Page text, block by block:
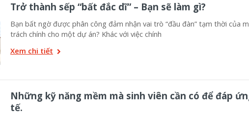
Trở thành sếp “bất đắc dĩ” – Bạn sẽ làm gì?
Bạn bất ngờ được phân công đảm nhận vai trò “đầu đàn” tạm thời của
trách chính cho một dự án? Khác với việc chính
Xem chi tiết
Những kỹ năng mềm mà sinh viên cần có để đáp
tế.